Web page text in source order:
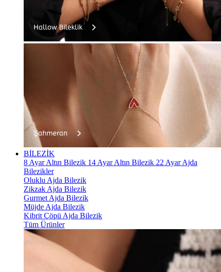
BİLEZİK
8 Ayar Altın Bilezik 14 Ayar Altın Bilezik 22 Ayar Ajda
Bilezikler
Oluklu Ajda Bilezik
Zikzak Ajda Bilezik
Gurmet Ajda Bilezik
Müjde Ajda Bilezik
Kibrit Çöpü Ajda Bilezik
Tüm Ürünler